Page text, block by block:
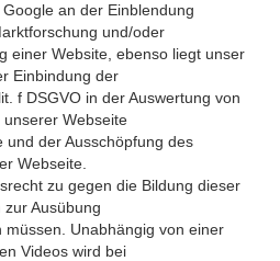
an der Einblendung
und/oder
einer Website, ebenso liegt unser
Einbindung der
f DSGVO in der Auswertung von
Webseite
der Ausschöpfung des
Webseite.
zu gegen die Bildung dieser
Ausübung
müssen. Unabhängig von einer
Videos wird bei